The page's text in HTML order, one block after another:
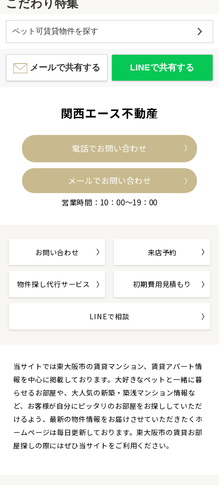
こだわり特集
ペット可賃貸物件を探す
メールで共有する LINEで共有する
関西エース不動産
電話でお問い合わせ
メールでお問い合わせ
営業時間：10：00～19：00
お問い合わせ 来店予約
物件探し代行サービス 初期費用見積もり
LINEで相談
当サイトでは東大阪市の賃貸マンション、賃貸アパート情
報を中心に掲載しております。大好きなペットと一緒に暮
らせるお部屋や、大人気の新築・築浅マンション情報な
ど、お客様が自分にピッタリのお部屋をお探ししていただ
けるよう、最新の物件情報をお届けさせていただきたくホ
ームページは毎日更新しております。東大阪市の賃貸お部
屋探しの際にはぜひ当サイトをご利用ください。